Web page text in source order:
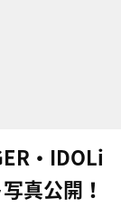
・IDOLi
真公開！